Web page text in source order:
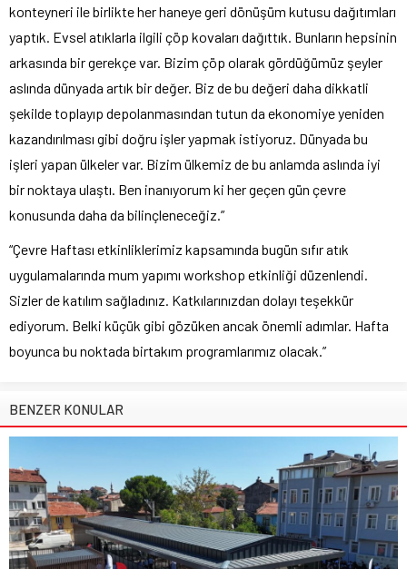
konteyneri ile birlikte her haneye geri dönüşüm kutusu dağıtımları
yaptık. Evsel atıklarla ilgili çöp kovaları dağıttık. Bunların hepsinin
arkasında bir gerekçe var. Bizim çöp olarak gördüğümüz şeyler
aslında dünyada artık bir değer. Biz de bu değeri daha dikkatli
şekilde toplayıp depolanmasından tutun da ekonomiye yeniden
kazandırılması gibi doğru işler yapmak istiyoruz. Dünyada bu
işleri yapan ülkeler var. Bizim ülkemiz de bu anlamda aslında iyi
bir noktaya ulaştı. Ben inanıyorum ki her geçen gün çevre
konusunda daha da bilinçleneceğiz.”
“Çevre Haftası etkinliklerimiz kapsamında bugün sıfır atık
uygulamalarında mum yapımı workshop etkinliği düzenlendi.
Sizler de katılım sağladınız. Katkılarınızdan dolayı teşekkür
ediyorum. Belki küçük gibi gözüken ancak önemli adımlar. Hafta
boyunca bu noktada birtakım programlarımız olacak.”
BENZER KONULAR